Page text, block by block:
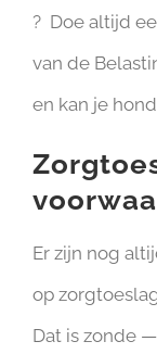
? Doe altijd
van de
en kan je
Er zijn nog
op
Dat is zonde